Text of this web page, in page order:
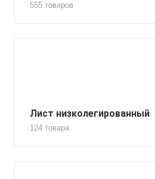
555 товаров
Лист низколегированный
124 товара